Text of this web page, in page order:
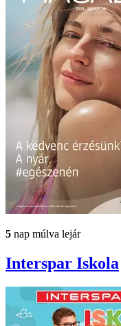
5 nap múlva lejár
Interspar Iskola